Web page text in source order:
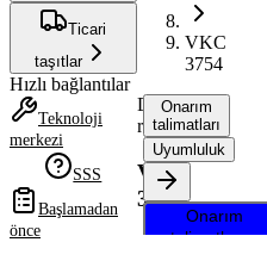
Ticari
taşıtlar
Hızlı bağlantılar
Teknoloji
merkezi
SSS
Başlamadan
önce
VKC
3754
Debriyaj
rulmanı
VKC
3754
Onarım
talimatları
Uyumluluk
Onarım
talimatlarını